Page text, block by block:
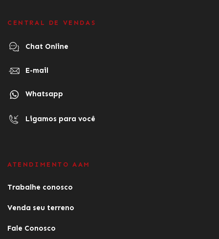
CENTRAL DE VENDAS
Chat Online
E-mail
Whatsapp
Ligamos para você
ATENDIMENTO AAM
Trabalhe conosco
Venda seu terreno
Fale Conosco